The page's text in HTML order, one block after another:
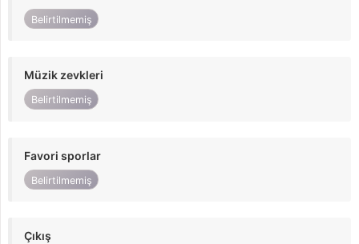
Belirtilmemiş
Müzik zevkleri
Belirtilmemiş
Favori sporlar
Belirtilmemiş
Çıkış